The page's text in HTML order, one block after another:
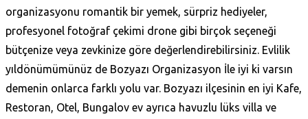
organizasyonu romantik bir yemek, sürpriz hediyeler,
profesyonel fotoğraf çekimi drone gibi birçok seçeneği
bütçenize veya zevkinize göre değerlendirebilirsiniz. Evlilik
yıldönümümünüz de Bozyazı Organizasyon İle iyi ki varsın
demenin onlarca farklı yolu var. Bozyazı ilçesinin en iyi Kafe,
Restoran, Otel, Bungalov ev ayrıca havuzlu lüks villa ve